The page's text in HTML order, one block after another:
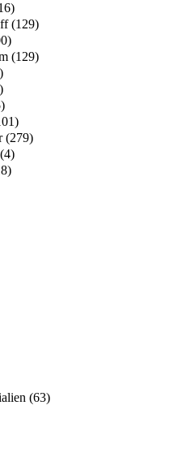
(129)
(129)
(279)
(63)